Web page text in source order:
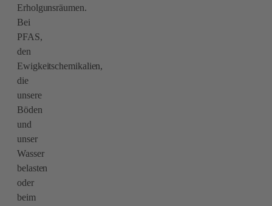
Erholgunsräumen.
Bei
PFAS,
den
Ewigkeitschemikalien,
die
unsere
Böden
und
unser
Wasser
belasten
oder
beim